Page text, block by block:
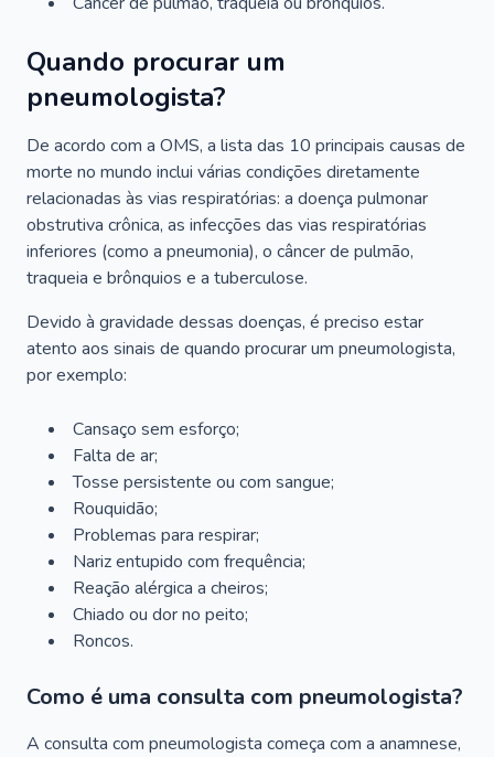
Quando procurar um
pneumologista?
De acordo com a OMS, a lista das 10 principais causas de
morte no mundo inclui várias condições diretamente
relacionadas às vias respiratórias: a doença pulmonar
obstrutiva crônica, as infecções das vias respiratórias
inferiores (como a pneumonia), o câncer de pulmão,
traqueia e brônquios e a tuberculose.
Devido à gravidade dessas doenças, é preciso estar
atento aos sinais de quando procurar um pneumologista,
por exemplo:
Cansaço sem esforço;
Falta de ar;
Tosse persistente ou com sangue;
Rouquidão;
Problemas para respirar;
Nariz entupido com frequência;
Reação alérgica a cheiros;
Chiado ou dor no peito;
Roncos.
Como é uma consulta com pneumologista?
A consulta com pneumologista começa com a anamnese,